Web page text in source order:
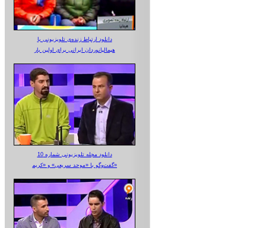
دانلود ارتباط زنده‌ی تلویزیونی‌ با
هیمالیانوردان ایرانی برای اولین بار
دانلود مجله تلویزیونی شماره 10
گفت‌وگو با «موحد سریعی» و «کریم»